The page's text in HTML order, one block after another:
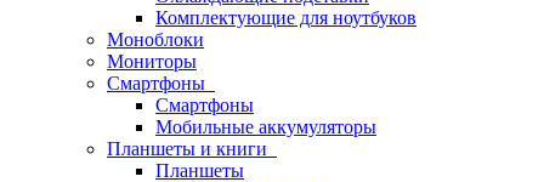
Комплектующие для ноутбуков
Моноблоки
Мониторы
Смартфоны
Смартфоны
Мобильные аккумуляторы
Планшеты и книги
Планшеты